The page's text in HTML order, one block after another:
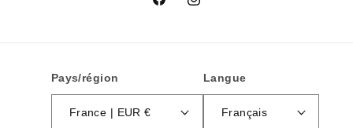
FacebookInstagram
Pays/région
France | EUR €
Langue
Français